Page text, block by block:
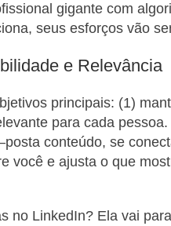
gigante com
seus esforços vão
e Relevância
principais: (1)
para cada
conteúdo, se
você e ajusta o que
no LinkedIn? Ela vai